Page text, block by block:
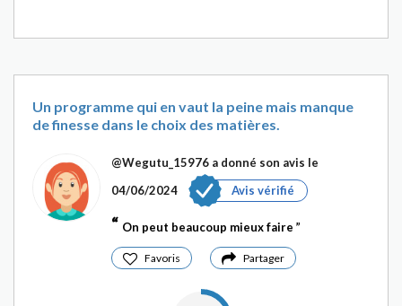
Un programme qui en vaut la peine mais manque
de finesse dans le choix des matières.
@Wegutu_15976 a donné son avis le
04/06/2024
Avis vérifié
On peut beaucoup mieux faire
Favoris Partager